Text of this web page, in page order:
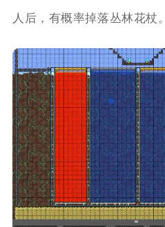
人后，有概率掉落丛林花杖。